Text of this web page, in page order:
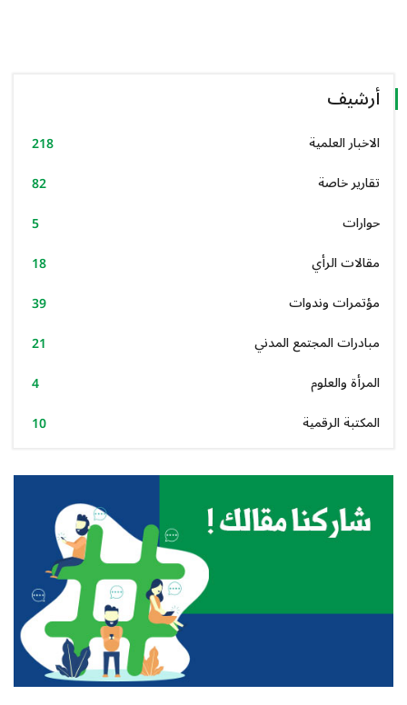
أرشيف
الاخبار العلمية
218
تقارير خاصة
82
حوارات
5
مقالات الرأي
18
مؤتمرات وندوات
39
مبادرات المجتمع المدني
21
المرأة والعلوم
4
المكتبة الرقمية
10